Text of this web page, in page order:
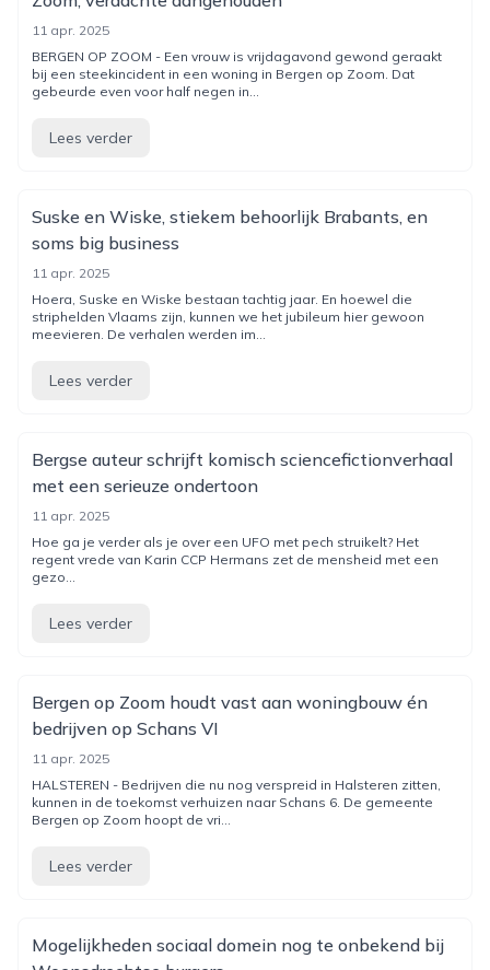
11 apr. 2025
BERGEN OP ZOOM - Een vrouw is vrijdagavond gewond geraakt
bij een steekincident in een woning in Bergen op Zoom. Dat
gebeurde even voor half negen in...
Lees verder
Suske en Wiske, stiekem behoorlijk Brabants, en
soms big business
11 apr. 2025
Hoera, Suske en Wiske bestaan tachtig jaar. En hoewel die
striphelden Vlaams zijn, kunnen we het jubileum hier gewoon
meevieren. De verhalen werden im...
Lees verder
Bergse auteur schrijft komisch sciencefictionverhaal
met een serieuze ondertoon
11 apr. 2025
Hoe ga je verder als je over een UFO met pech struikelt? Het
regent vrede van Karin CCP Hermans zet de mensheid met een
gezo...
Lees verder
Bergen op Zoom houdt vast aan woningbouw én
bedrijven op Schans VI
11 apr. 2025
HALSTEREN - Bedrijven die nu nog verspreid in Halsteren zitten,
kunnen in de toekomst verhuizen naar Schans 6. De gemeente
Bergen op Zoom hoopt de vri...
Lees verder
Mogelijkheden sociaal domein nog te onbekend bij